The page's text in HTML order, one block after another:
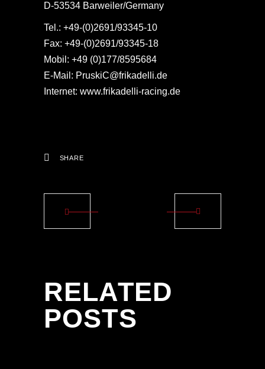
D-53534 Barweiler/Germany
Tel.: +49-(0)2691/93345-10
Fax: +49-(0)2691/93345-18
Mobil: +49 (0)177/8595684
E-Mail: PruskiC@frikadelli.de
Internet: www.frikadelli-racing.de
SHARE
RELATED
POSTS